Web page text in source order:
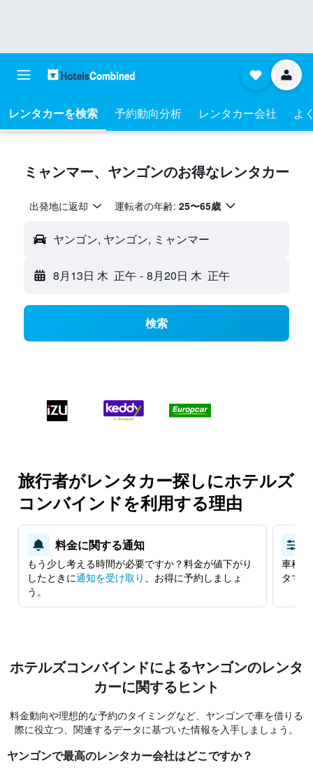
レンタカーを検索 予約動向分析 レンタカー会社 よ
ミャンマー​、ヤンゴン​のお得なレンタカー
出発地に返却 運転者の年齢: 25〜65歳
ヤンゴン, ヤンゴン, ミャンマー
8月13日 木 正午 - 8月20日 木 正午
検索
旅行者がレンタカー探しにホテルズ
コンバインドを利用する理由
料金に関する通知
もう少し考える時間が必要ですか？料金が値下がり
したときに​通知を受け取り ​、お得に予約しましょ
う。
車種
タマ
ホテルズコンバインド​による​ヤンゴンのレンタ
カーに関するヒント
料金動向や理想的な予約のタイミングなど、ヤンゴンで車を借りる
際に役立つ、関連するデータに基づいた情報を入手しましょう。
ヤンゴン​で最高のレンタカー会社はどこですか？